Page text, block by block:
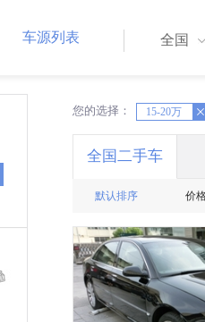
车源列表 全国
您的选择： 15-20万
X X
全国二手车
默认排序 价